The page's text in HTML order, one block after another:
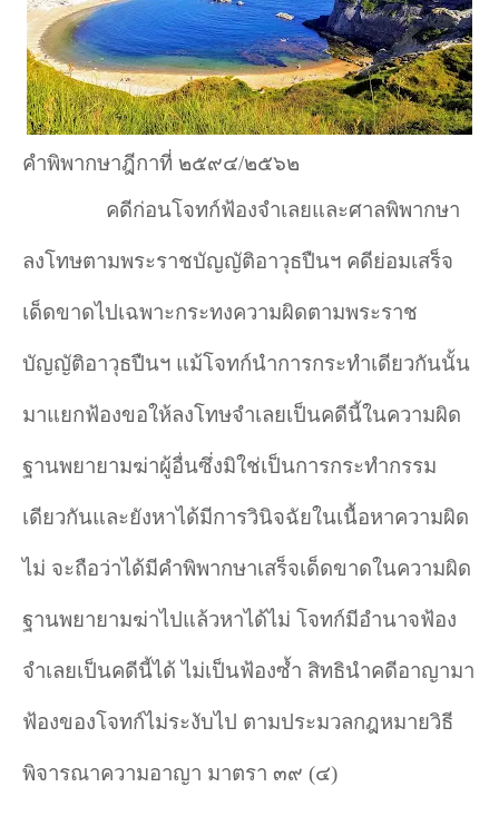
คำพิพากษาฎีกาที่ ๒๕๙๔/๒๕๖๒
คดีก่อนโจทก์ฟ้องจำเลยและศาลพิพากษา
ลงโทษตามพระราชบัญญัติอาวุธปืนฯ คดีย่อมเสร็จ
เด็ดขาดไปเฉพาะกระทงความผิดตามพระราช
บัญญัติอาวุธปืนฯ แม้โจทก์นำการกระทำเดียวกันนั้น
มาแยกฟ้องขอให้ลงโทษจำเลยเป็นคดีนี้ในความผิด
ฐานพยายามฆ่าผู้อื่นซึ่งมิใช่เป็นการกระทำกรรม
เดียวกันและยังหาได้มีการวินิจฉัยในเนื้อหาความผิด
ไม่ จะถือว่าได้มีคำพิพากษาเสร็จเด็ดขาดในความผิด
ฐานพยายามฆ่าไปแล้วหาได้ไม่ โจทก์มีอำนาจฟ้อง
จำเลยเป็นคดีนี้ได้ ไม่เป็นฟ้องซ้ำ สิทธินำคดีอาญามา
ฟ้องของโจทก์ไม่ระงับไป ตามประมวลกฎหมายวิธี
พิจารณาความอาญา มาตรา ๓๙ (๔)